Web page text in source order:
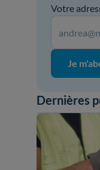
Votre
Je
Dernières